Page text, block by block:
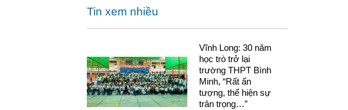
Tin xem nhiều
Vĩnh Long: 30 năm
học trò trở lại
trường THPT Bình
Minh, “Rất ấn
tượng, thể hiện sự
trân trọng…”